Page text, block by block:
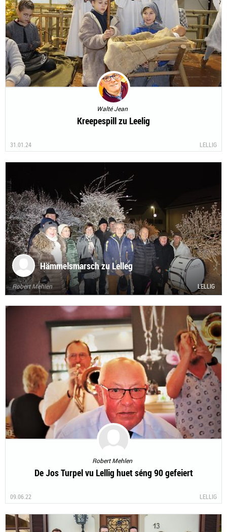
Walté Jean
Kreepespill zu Leelig
31.01.24 LELLIG
Hämmelsmarsch zu Lelleg
Robert Mehlen LELLIG
Robert Mehlen
De Jos Turpel vu Lellig huet séng 90 gefeiert
09.06.22 LELLIG